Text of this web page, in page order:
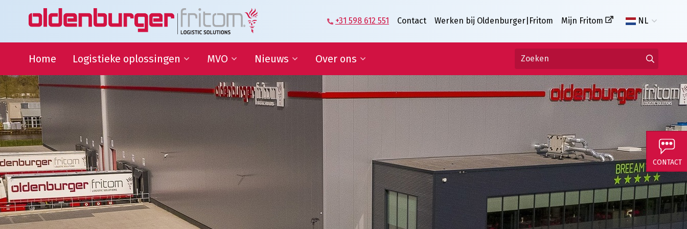
+31 598 612 551 Contact Werken bij Oldenburger|Fritom Mijn Fritom NL
Home Logistieke oplossingen
Transport
Warehousing
Supply Chain Management
Logistieke oplossingen
MVO
Duurzame
Ontwikkelingsdoelen
QHSE
Samenwerking onderwijs
Sportsponsoring en
partnerships
Goede doelen
Nieuws
Blog | Shaping the Future of
Logistics
Nieuwsbrief
In de media
Nieuws
Over ons
Directie en Management
Kennisorganisatie
Onze medewerkers
Partners over ons
Onze geschiedenis
Predicaat Hofleverancier
Awards Oldenburger|Fritom
Certificeringen
CONTACT